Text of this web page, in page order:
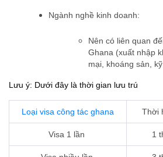
Ngành nghề kinh doanh:
Nên có liên quan
Ghana (xuất nhập
mại, khoáng sản,
Lưu ý: Dưới đây là thời gian lưu trú
Loại visa công tác ghana Thời
Visa 1 lần 1